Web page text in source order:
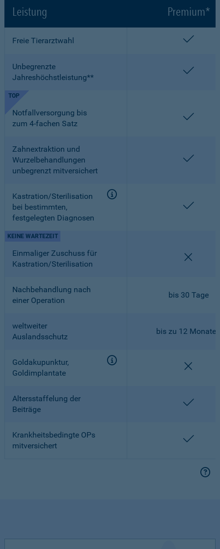
Leistung Premium*
Freie Tierarztwahl
Unbegrenzte
Jahreshöchstleistung**
Notfallversorgung bis
zum 4-fachen Satz
TOP
Zahnextraktion und
Wurzelbehandlungen
unbegrenzt mitversichert
Kastration/Sterilisation
bei bestimmten,
festgelegten Diagnosen
Einmaliger Zuschuss für
Kastration/Sterilisation
KEINE WARTEZEIT
Nachbehandlung nach
einer Operation
bis 30 Tage
weltweiter
Auslandsschutz
bis zu 12 Monaten
Goldakupunktur,
Goldimplantate
Altersstaffelung der
Beiträge
Krankheitsbedingte OPs
mitversichert